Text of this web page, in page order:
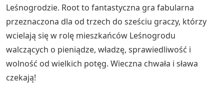
Leśnogrodzie. Root to fantastyczna gra fabularna
przeznaczona dla od trzech do sześciu graczy, którzy
wcielają się w rolę mieszkańców Leśnogrodu
walczących o pieniądze, władzę, sprawiedliwość i
wolność od wielkich potęg. Wieczna chwała i sława
czekają!